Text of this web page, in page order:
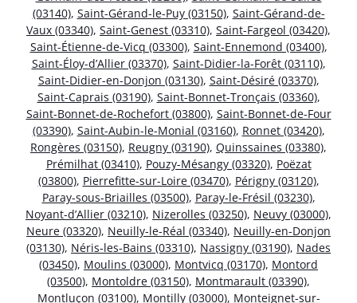
(03140), Saint-Gérand-le-Puy (03150), Saint-Gérand-de-
Vaux (03340), Saint-Genest (03310), Saint-Fargeol (03420),
Saint-Étienne-de-Vicq (03300), Saint-Ennemond (03400),
Saint-Éloy-d’Allier (03370), Saint-Didier-la-Forêt (03110),
Saint-Didier-en-Donjon (03130), Saint-Désiré (03370),
Saint-Caprais (03190), Saint-Bonnet-Tronçais (03360),
Saint-Bonnet-de-Rochefort (03800), Saint-Bonnet-de-Four
(03390), Saint-Aubin-le-Monial (03160), Ronnet (03420),
Rongères (03150), Reugny (03190), Quinssaines (03380),
Prémilhat (03410), Pouzy-Mésangy (03320), Poëzat
(03800), Pierrefitte-sur-Loire (03470), Périgny (03120),
Paray-sous-Briailles (03500), Paray-le-Frésil (03230),
Noyant-d’Allier (03210), Nizerolles (03250), Neuvy (03000),
Neure (03320), Neuilly-le-Réal (03340), Neuilly-en-Donjon
(03130), Néris-les-Bains (03310), Nassigny (03190), Nades
(03450), Moulins (03000), Montvicq (03170), Montord
(03500), Montoldre (03150), Montmarault (03390),
Montluçon (03100), Montilly (03000), Monteignet-sur-